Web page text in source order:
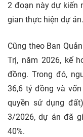
2 đoạn này dự kiến
gian thực hiện dự án.
Cũng theo Ban
Trị, năm 2026, kế
đồng. Trong đó,
36,6 tỷ đồng và
quyền sử dụng
3/2026, dự án đã
40%.